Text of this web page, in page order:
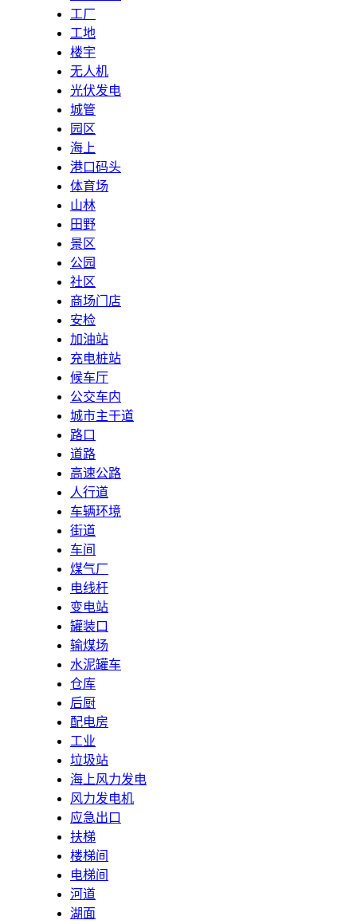
工厂
工地
楼宇
无人机
光伏发电
城管
园区
海上
港口码头
体育场
山林
田野
景区
公园
社区
商场门店
安检
加油站
充电桩站
候车厅
公交车内
城市主干道
路口
道路
高速公路
人行道
车辆环境
街道
车间
煤气厂
电线杆
变电站
罐装口
输煤场
水泥罐车
仓库
后厨
配电房
工业
垃圾站
海上风力发电
风力发电机
应急出口
扶梯
楼梯间
电梯间
河道
湖面